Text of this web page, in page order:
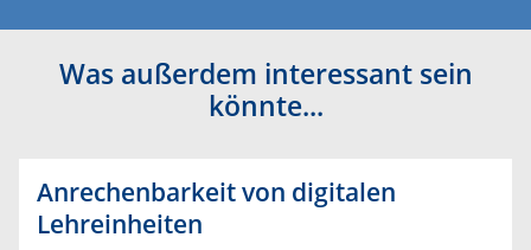
Was außerdem interessant sein
könnte...
Anrechenbarkeit von digitalen
Lehreinheiten